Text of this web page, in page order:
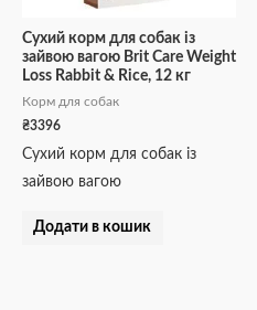
Сухий корм для собак із
зайвою вагою Brit Care Weight
Loss Rabbit & Rice, 12 кг
Корм для собак
₴3396
Сухий корм для собак із
зайвою вагою
Додати в кошик